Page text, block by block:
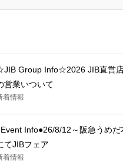
Group Info☆2026 JIB直営
営業いついて
着情報
Info●26/8/12～阪急うめだ
てJIBフェア
着情報